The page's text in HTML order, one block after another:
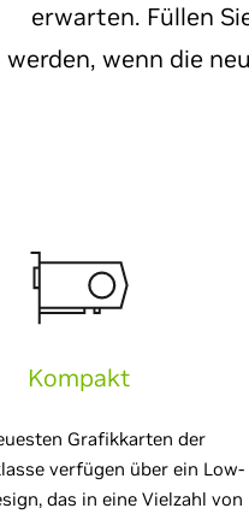
erwarten. Füllen
werden, wenn die
Kompakt
Grafikkarten der
verfügen über ein Low-
das in eine Vielzahl von